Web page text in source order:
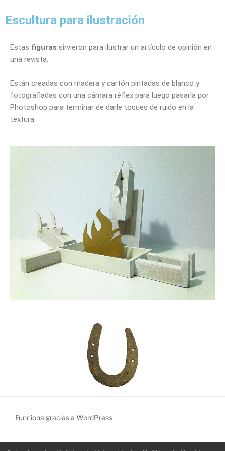
Escultura para ilustración
Estas figuras sirvieron para ilustrar un artículo de opinión en
una revista.
Están creadas con madera y cartón pintadas de blanco y
fotografiadas con una cámara réflex para luego pasarla por
Photoshop para terminar de darle toques de ruido en la
textura.
Funciona gracias a WordPress